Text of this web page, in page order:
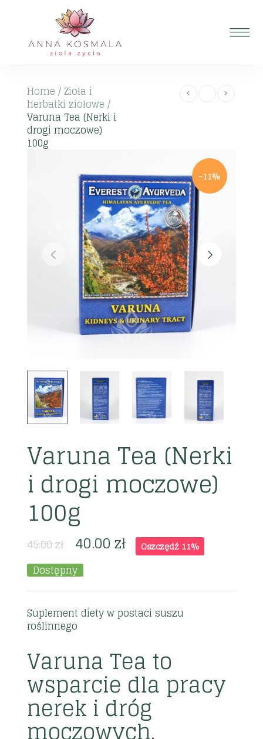
Home /Zioła i
herbatki ziołowe /
Varuna Tea (Nerki i
drogi moczowe)
100g
-11%
Varuna Tea (Nerki
i drogi moczowe)
100g
45.00zł 40.00zł Oszczędź 11%
Dostępny
Suplement diety w postaci suszu
roślinnego
Varuna Tea to
wsparcie dla pracy
nerek i dróg